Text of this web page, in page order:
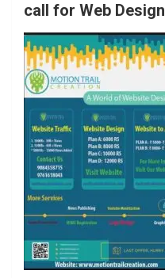
o
k
r
a
m
call for Web Design